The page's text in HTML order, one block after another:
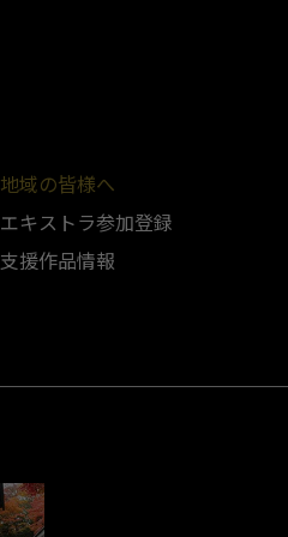
地域の皆様へ
エキストラ参加登録
支援作品情報